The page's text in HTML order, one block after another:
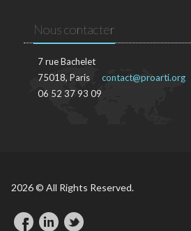
Nous contacter
7 rue Bachelet
75018, Paris
06 52 37 93 09
contact@proarti.org
2026 © All Rights Reserved.